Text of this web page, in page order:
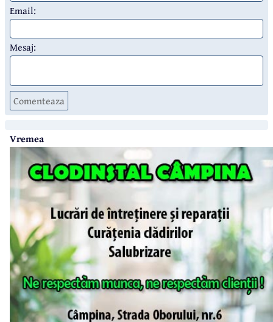
Email:
Mesaj:
Comenteaza
Vremea